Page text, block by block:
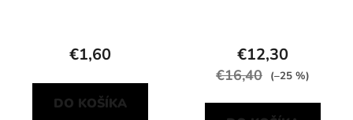
€1,60
DO KOŠÍKA
€12,30
€16,40 (–25 %)